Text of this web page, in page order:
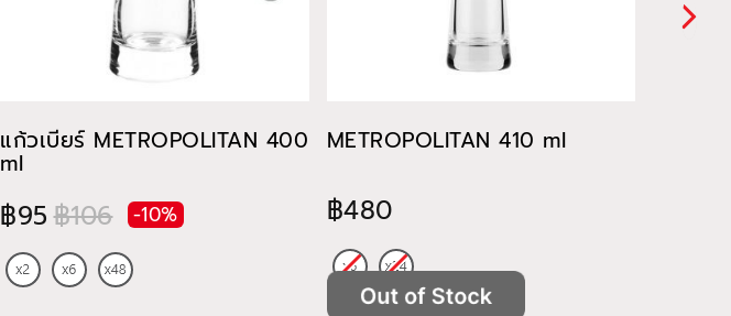
แก้วเบียร์ METROPOLITAN 400
ml
฿95฿106 -10%
METROPOLITAN 410 ml
฿480